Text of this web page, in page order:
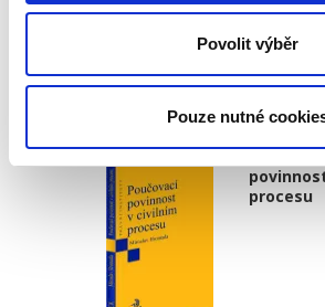
Povolit výběr
Pouze nutné
práva k nemovitým věcem
existence ochranných a
pásem. Monografie rozebírá
těchto omezení (na základě
procesu